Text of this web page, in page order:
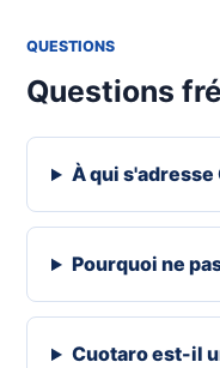
QUESTIONS
Questions
À qui s'adresse
Pourquoi ne
Cuotaro est-il